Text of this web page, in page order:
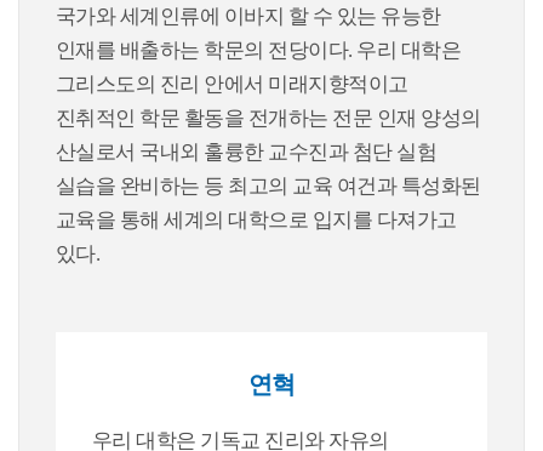
국가와 세계인류에 이바지 할 수 있는 유능한
인재를 배출하는 학문의 전당이다. 우리 대학은
그리스도의 진리 안에서 미래지향적이고
진취적인 학문 활동을 전개하는 전문 인재 양성의
산실로서 국내외 훌륭한 교수진과 첨단 실험
실습을 완비하는 등 최고의 교육 여건과 특성화된
교육을 통해 세계의 대학으로 입지를 다져가고
있다.
연혁
우리 대학은 기독교 진리와 자유의